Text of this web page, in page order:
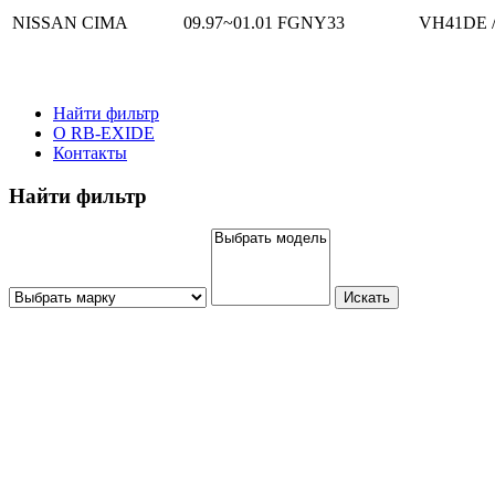
NISSAN CIMA 09.97~01.01 FGNY33 VH41DE
Найти фильтр
О RB-EXIDE
Контакты
Найти фильтр
Искать